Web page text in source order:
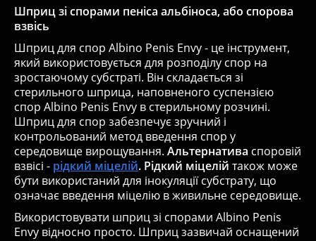
Шприц зі спорами пеніса альбіноса, або спорова
взвісь
Шприц для спор Albino Penis Envy - це інструмент,
який використовується для розподілу спор на
зростаючому субстраті. Він складається зі
стерильного шприца, наповненого суспензією
спор Albino Penis Envy в стерильному розчині.
Шприц для спор забезпечує зручний і
контрольований метод введення спор у
середовище вирощування. Альтернатива споровій
взвісі - рідкий міцелій. Рідкий міцелій також може
бути використаний для інокуляції субстрату, що
означає введення міцелію в живильне середовище.
Використовувати шприц зі спорами Albino Penis
Envy відносно просто. Шприц зазвичай оснащений